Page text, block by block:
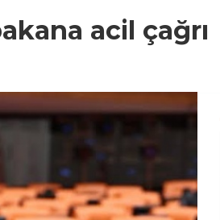
acil çağrı